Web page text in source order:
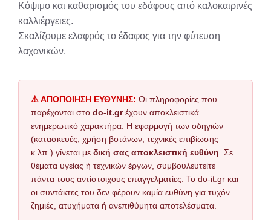
Κόψιμο και καθαρισμός του εδάφους από καλοκαιρινές
καλλιέργειες.
Σκαλίζουμε ελαφρός το έδαφος για την φύτευση
λαχανικών.
⚠️ ΑΠΟΠΟΙΗΣΗ ΕΥΘΥΝΗΣ: Οι πληροφορίες που
παρέχονται στο do-it.grέχουν αποκλειστικά
ενημερωτικό χαρακτήρα. Η εφαρμογή των οδηγιών
(κατασκευές, χρήση βοτάνων, τεχνικές επιβίωσης
κ.λπ.) γίνεται με δική σας αποκλειστική ευθύνη . Σε
θέματα υγείας ή τεχνικών έργων, συμβουλευτείτε
πάντα τους αντίστοιχους επαγγελματίες. Το do-it.gr και
οι συντάκτες του δεν φέρουν καμία ευθύνη για τυχόν
ζημιές, ατυχήματα ή ανεπιθύμητα αποτελέσματα.